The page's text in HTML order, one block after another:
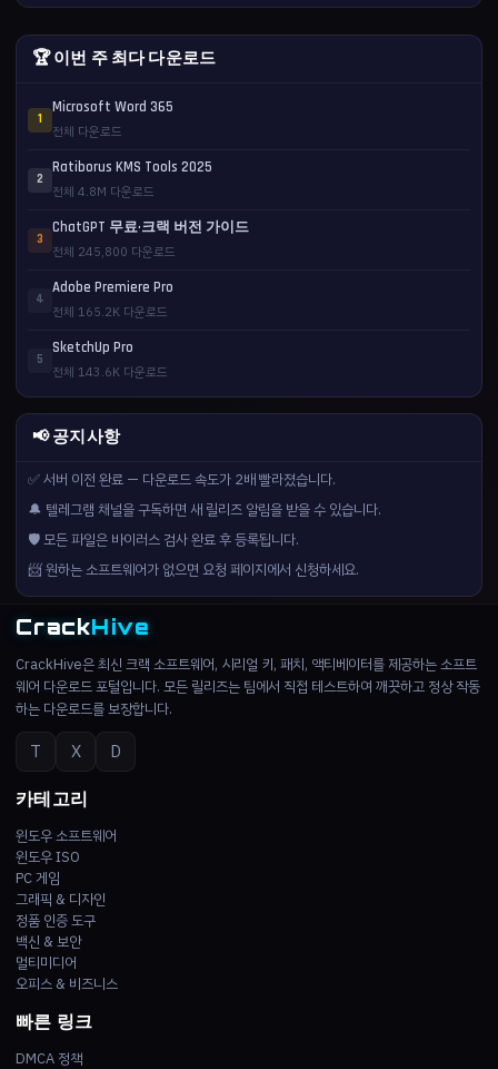
🏆 이번 주 최다 다운로드
1
Microsoft Word 365
전체 다운로드
2
Ratiborus KMS Tools 2025
전체 4.8M 다운로드
3
ChatGPT 무료·크랙 버전 가이드
전체 245,800 다운로드
4
Adobe Premiere Pro
전체 165.2K 다운로드
5
SketchUp Pro
전체 143.6K 다운로드
📢 공지사항
✅ 서버 이전 완료 — 다운로드 속도가 2배 빨라졌습니다.
🔔 텔레그램 채널을 구독하면 새 릴리즈 알림을 받을 수 있습니다.
🛡️ 모든 파일은 바이러스 검사 완료 후 등록됩니다.
📨 원하는 소프트웨어가 없으면 요청 페이지에서 신청하세요.
CrackHive
CrackHive은 최신 크랙 소프트웨어, 시리얼 키, 패치, 액티베이터를 제공하는 소프트
웨어 다운로드 포털입니다. 모든 릴리즈는 팀에서 직접 테스트하여 깨끗하고 정상 작동
하는 다운로드를 보장합니다.
T X D
카테고리
윈도우 소프트웨어
윈도우 ISO
PC 게임
그래픽 & 디자인
정품 인증 도구
백신 & 보안
멀티미디어
오피스 & 비즈니스
빠른 링크
DMCA 정책